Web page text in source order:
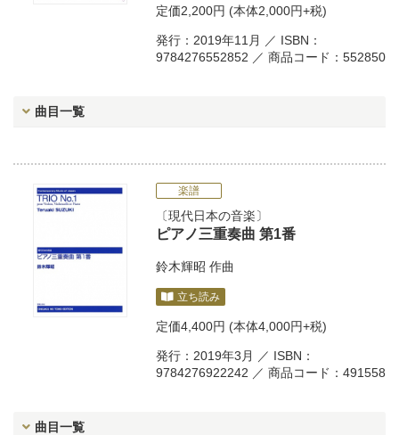
定価2,200円 (本体2,000円+税)
発行：2019年11月 ／ ISBN：
9784276552852 ／ 商品コード：552850
曲目一覧
楽譜
現代日本の音楽
ピアノ三重奏曲 第1番
鈴木輝昭 作曲
立ち読み
定価4,400円 (本体4,000円+税)
発行：2019年3月 ／ ISBN：
9784276922242 ／ 商品コード：491558
曲目一覧